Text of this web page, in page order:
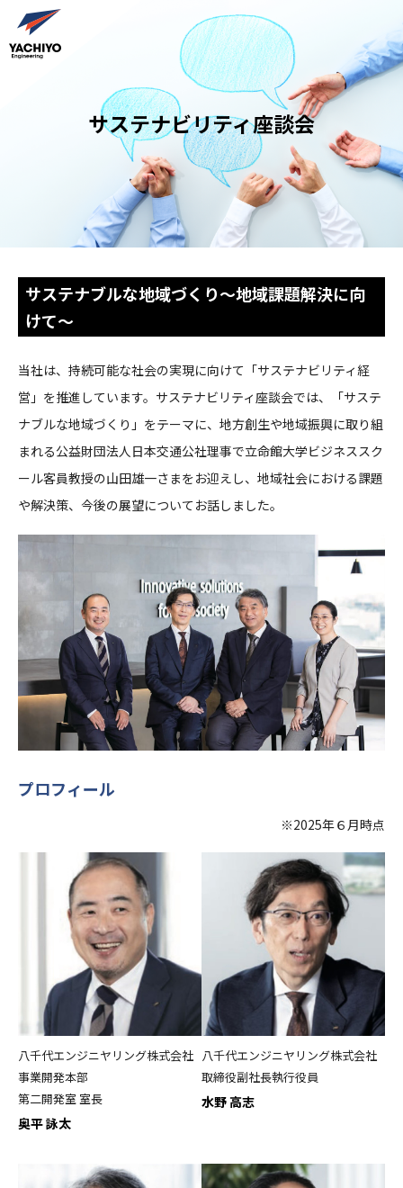
サステナビリティ座談会
サステナブルな地域づくり～地域課題解決に向
けて～
当社は、持続可能な社会の実現に向けて「サステナビリティ経
営」を推進しています。サステナビリティ座談会では、「サステ
ナブルな地域づくり」をテーマに、地方創生や地域振興に取り組
まれる公益財団法人日本交通公社理事で立命館大学ビジネススク
ール客員教授の山田雄一さまをお迎えし、地域社会における課題
や解決策、今後の展望についてお話しました。
プロフィール
※2025年６月時点
八千代エンジニヤリング株式会社
事業開発本部
第二開発室 室長
奥平 詠太
八千代エンジニヤリング株式会社
取締役副社長執行役員
水野 高志